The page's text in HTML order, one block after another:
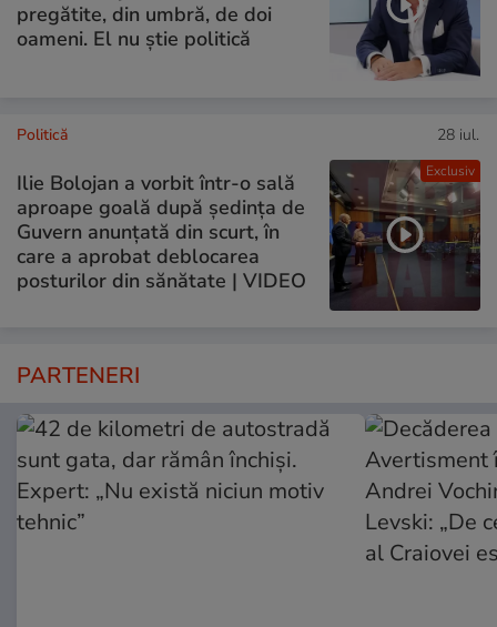
pregătite, din umbră, de doi
oameni. El nu știe politică
Exclusiv
Politică 28 iul.
Ilie Bolojan a vorbit într-o sală
aproape goală după ședința de
Guvern anunțată din scurt, în
care a aprobat deblocarea
posturilor din sănătate | VIDEO
PARTENERI